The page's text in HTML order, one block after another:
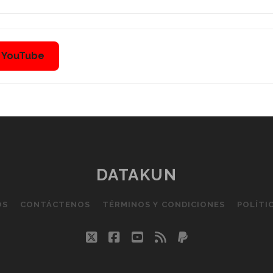
DATAKUN
CONTÁCTENOS TÉRMINOS Y CONDICIONES
twitterfacebook
youtube
rss paypal